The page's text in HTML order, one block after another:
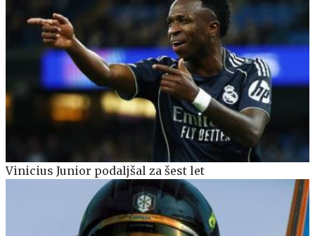
Vinicius Junior podaljšal za šest let